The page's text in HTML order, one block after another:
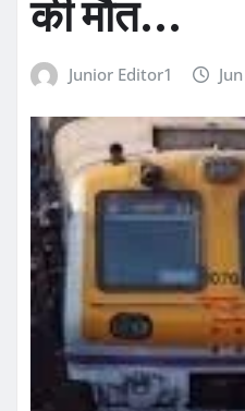
की मौत…
Junior Editor1